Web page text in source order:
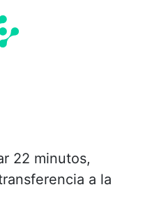
22 minutos,
a la